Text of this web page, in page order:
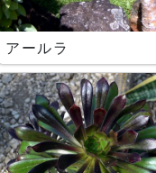
アールラ